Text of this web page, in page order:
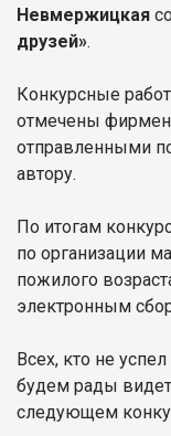
Невмержицкая
друзей».
Конкурсные
отмечены
отправленными
автору.
По итогам
по организации
пожилого
электронным
Всех, кто не
будем рады
следующем